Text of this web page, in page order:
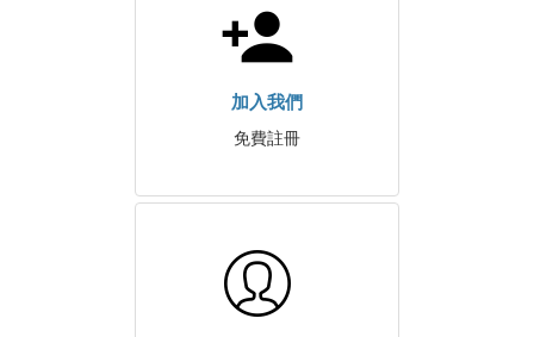
加入我們
免費註冊